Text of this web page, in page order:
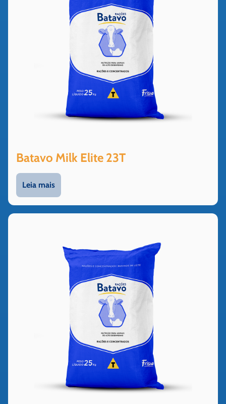
Batavo Milk Elite 23T
Leia mais